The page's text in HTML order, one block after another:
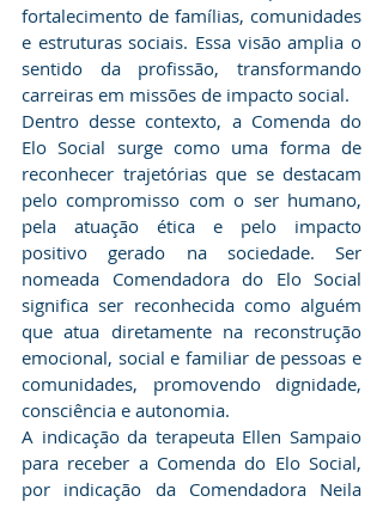
fortalecimento de famílias, comunidades
e estruturas sociais. Essa visão amplia o
sentido da profissão, transformando
carreiras em missões de impacto social.
​Dentro desse contexto, a Comenda do
Elo Social surge como uma forma de
reconhecer trajetórias que se destacam
pelo compromisso com o ser humano,
pela atuação ética e pelo impacto
positivo gerado na sociedade. Ser
nomeada Comendadora do Elo Social
significa ser reconhecida como alguém
que atua diretamente na reconstrução
emocional, social e familiar de pessoas e
comunidades, promovendo dignidade,
consciência e autonomia.
​A indicação da terapeuta Ellen Sampaio
para receber a Comenda do Elo Social,
por indicação da Comendadora Neila